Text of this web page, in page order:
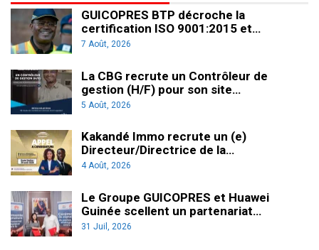
GUICOPRES BTP décroche la
certification ISO 9001:2015 et…
7 Août, 2026
La CBG recrute un Contrôleur de
gestion (H/F) pour son site…
5 Août, 2026
Kakandé Immo recrute un (e)
Directeur/Directrice de la…
4 Août, 2026
Le Groupe GUICOPRES et Huawei
Guinée scellent un partenariat…
31 Juil, 2026